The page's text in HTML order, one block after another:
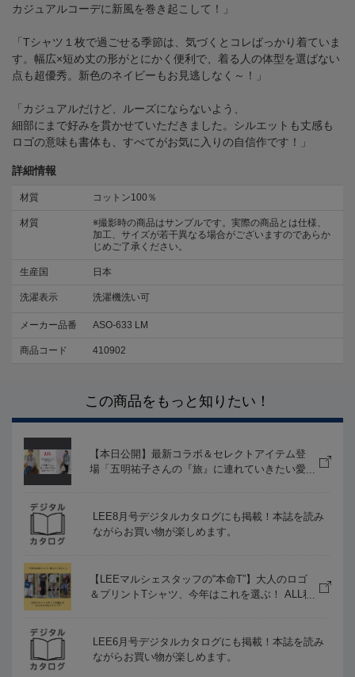
カジュアルコーデに新風を巻き起こして！」
「Tシャツ１枚で過ごせる季節は、気づくとコレばっかり着ていま
す。幅広×短め丈の形がとにかく便利で、着る人の体型を選ばない
点も超優秀。新色のネイビーもお見逃しなく～！」
「カジュアルだけど、ルーズにならないよう、
細部にまで好みを貫かせていただきました。シルエットも丈感も
ロゴの意味も書体も、すべてがお気に入りの自信作です！」
詳細情報
材質 コットン100％
材質
※撮影時の商品はサンプルです。実際の商品とは仕様、
加工、サイズが若干異なる場合がございますのであらか
じめご了承ください。
生産国 日本
洗濯表示 洗濯機洗い可
メーカー品番 ASO-633 LM
商品コード 410902
この商品をもっと知りたい！
【本日公開】最新コラボ＆セレクトアイテム登
場「五明祐子さんの『旅』に連れていきたい愛
LEE8月号デジタルカタログにも掲載！本誌を読み
ながらお買い物が楽しめます。
【LEEマルシェスタッフの“本命T”】大人のロゴ
＆プリントTシャツ、今年はこれを選ぶ！ ALL私
LEE6月号デジタルカタログにも掲載！本誌を読み
ながらお買い物が楽しめます。